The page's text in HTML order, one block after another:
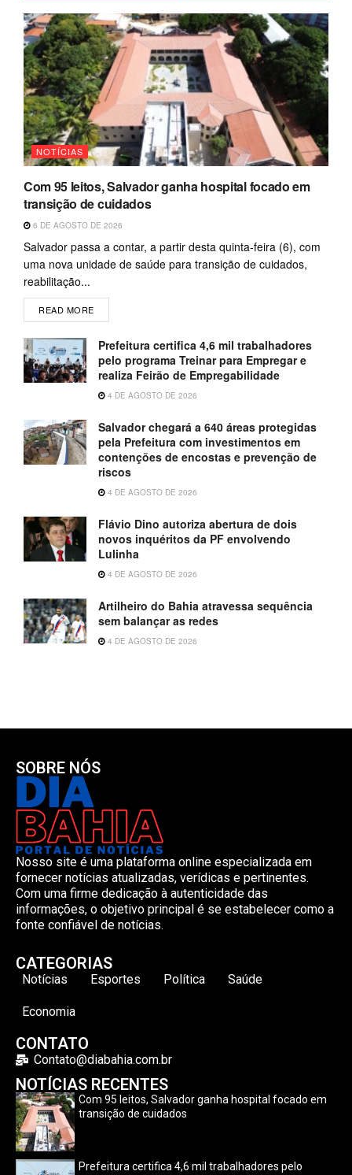
NOTÍCIAS
Com 95 leitos, Salvador ganha hospital focado em
transição de cuidados
6 DE AGOSTO DE 2026
Salvador passa a contar, a partir desta quinta-feira (6), com
uma nova unidade de saúde para transição de cuidados,
reabilitação...
READ MORE
Prefeitura certifica 4,6 mil trabalhadores
pelo programa Treinar para Empregar e
realiza Feirão de Empregabilidade
4 DE AGOSTO DE 2026
Salvador chegará a 640 áreas protegidas
pela Prefeitura com investimentos em
contenções de encostas e prevenção de
riscos
4 DE AGOSTO DE 2026
Flávio Dino autoriza abertura de dois
novos inquéritos da PF envolvendo
Lulinha
4 DE AGOSTO DE 2026
Artilheiro do Bahia atravessa sequência
sem balançar as redes
4 DE AGOSTO DE 2026
SOBRE NÓS
Nosso site é uma plataforma online especializada em
fornecer notícias atualizadas, verídicas e pertinentes.
Com uma firme dedicação à autenticidade das
informações, o objetivo principal é se estabelecer como a
fonte confiável de notícias.
CATEGORIAS
Notícias Esportes Política Saúde
Economia
CONTATO
Contato@diabahia.com.br
NOTÍCIAS RECENTES
Com 95 leitos, Salvador ganha hospital focado em
transição de cuidados
Prefeitura certifica 4,6 mil trabalhadores pelo